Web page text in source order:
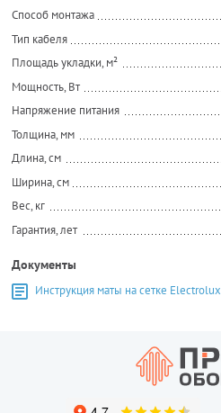
Способ монтажа
Тип кабеля
Площадь укладки, м²
Мощность, Вт
Напряжение питания
Толщина, мм
Длина, см
Ширина, см
Вес, кг
Гарантия, лет
Документы
Инструкция маты на сетке Electrolux